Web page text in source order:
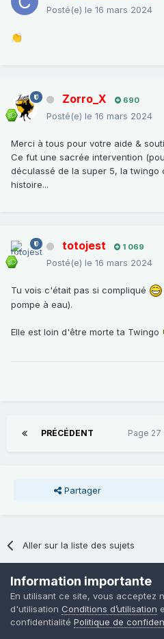
Posté(e) le 16 mars 2024
👏
Zorro_X 690
Posté(e) le 16 mars 2024
Merci à tous pour votre aide &
Ce fut une sacrée intervention
déculassé de la super 5, la twingo
histoire...
totojest 1 069
Posté(e) le 16 mars 2024
Tu vois c'était pas si compliqué
pompe à eau).
Elle est loin d'être morte ta Twingo
PRÉCÉDENT Page 27
Partager
Aller sur la liste des sujets
En ligne récemment0
Aucun utilisateur enregistré
Information importante
En utilisant ce site, vous acceptez
d'utilisation Conditions d’utilisation
confidentialité Politique de